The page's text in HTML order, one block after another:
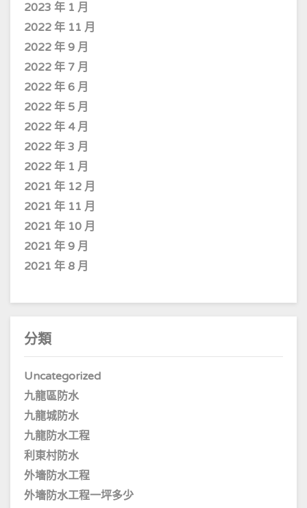
2023 年 1 月
2022 年 11 月
2022 年 9 月
2022 年 7 月
2022 年 6 月
2022 年 5 月
2022 年 4 月
2022 年 3 月
2022 年 1 月
2021 年 12 月
2021 年 11 月
2021 年 10 月
2021 年 9 月
2021 年 8 月
分類
Uncategorized
九龍區防水
九龍城防水
九龍防水工程
利東村防水
外墻防水工程
外墻防水工程一坪多少